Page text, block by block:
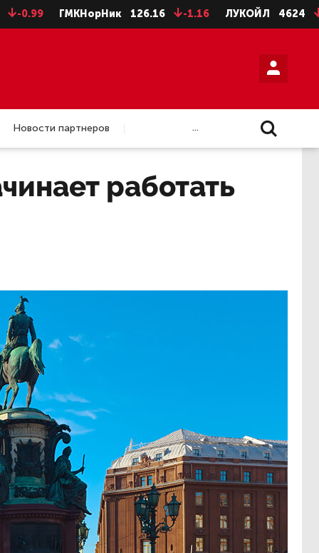
ГМКНорНик 126.16 -1.16 ЛУКОЙЛ 4624 -8
Новости партнеров ...
работать